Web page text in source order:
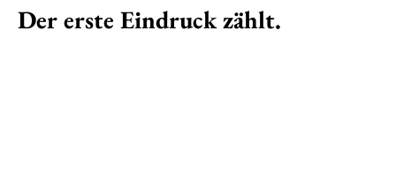
Der erste Eindruck zählt.